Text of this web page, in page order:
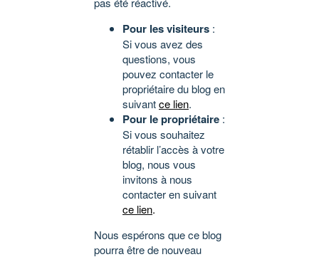
Pour les visiteurs :
Si vous avez des
questions, vous
pouvez contacter le
propriétaire du blog en
suivantce lien.
Pour le propriétaire :
Si vous souhaitez
rétablir l’accès à votre
blog, nous vous
invitons à nous
contacter en suivant
ce lien.
Nous espérons que ce blog
pourra être de nouveau